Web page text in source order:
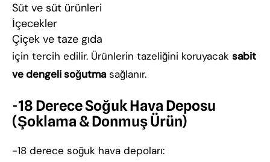
Süt ve süt ürünleri
İçecekler
Çiçek ve taze gıda
için tercih edilir. Ürünlerin tazeliğini koruyacak sabit
ve dengeli soğutmasağlanır.
-18 Derece Soğuk Hava Deposu
(Şoklama & Donmuş Ürün)
-18 derece soğuk hava depoları: